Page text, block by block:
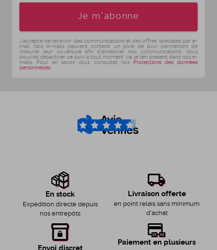
Je m'abonne
J'accepte de recevoir des communications et des offres spéciales par e-
mail. Nos e-mails peuvent contenir un pixel de suivi permettant de
mesurer leur ouverture afin d'améliorer nos communications. Vous
pourrez désactiver ce suivi à tout moment via le lien présent dans nos e-
mails. Pour en savoir plus, consultez nos Protections des données
personnelles
4.6/5
En stock
Expédition directe depuis
nos entrepôts
Livraison offerte
en point relais sans minimum
d'achat
Envoi discret
Paiement en plusieurs